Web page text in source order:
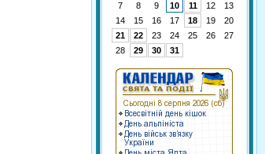
7
8 9 10 11 12
13
14
15 16 17 18 19
20
21
22 23 24 25 26
27
28
29 30 31